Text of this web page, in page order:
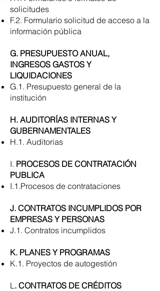
solicitudes
F.2. Formulario solicitud de acceso a la
información pública
G. PRESUPUESTO ANUAL,
INGRESOS GASTOS Y
LIQUIDACIONES
G.1. Presupuesto general de la
institución
H. AUDITORÍAS INTERNAS Y
GUBERNAMENTALES
H.1. Auditorias
I. PROCESOS DE CONTRATACIÓN
PUBLICA
I.1.Procesos de contrataciones
J. CONTRATOS INCUMPLIDOS POR
EMPRESAS Y PERSONAS
J.1. Contratos incumplidos
K. PLANES Y PROGRAMAS
K.1. Proyectos de autogestión
L. CONTRATOS DE CRÉDITOS